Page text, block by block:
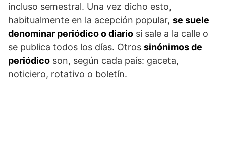
incluso semestral. Una vez dicho esto,
habitualmente en la acepción popular, se suele
denominar periódico o diario si sale a la calle o
se publica todos los días. Otros sinónimos de
periódico son, según cada país: gaceta,
noticiero, rotativo o boletín.